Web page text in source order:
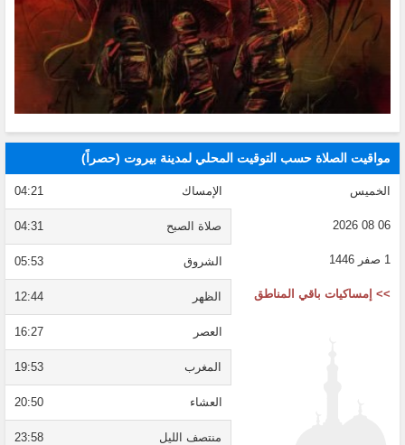
مواقيت الصلاة حسب التوقيت المحلي لمدينة بيروت (حصراً)
الخميس
06 08 2026
1 صفر 1446
>> إمساكيات باقي المناطق
الإمساك 04:21
صلاة الصبح 04:31
الشروق 05:53
الظهر 12:44
العصر 16:27
المغرب 19:53
العشاء 20:50
منتصف الليل 23:58